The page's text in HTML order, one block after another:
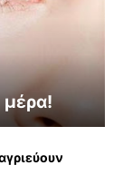
μέρα!